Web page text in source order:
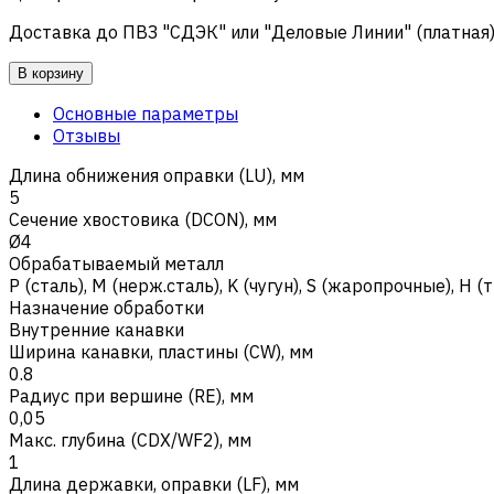
Доставка до ПВЗ "СДЭК" или "Деловые Линии" (платная)
В корзину
Основные параметры
Отзывы
Длина обнижения оправки (LU), мм
5
Сечение хвостовика (DCON), мм
Ø4
Обрабатываемый металл
Р (сталь), M (нерж.сталь), K (чугун), S (жаропрочные), H
Назначение обработки
Внутренние канавки
Ширина канавки, пластины (CW), мм
0.8
Радиус при вершине (RE), мм
0,05
Макс. глубина (CDX/WF2), мм
1
Длина державки, оправки (LF), мм